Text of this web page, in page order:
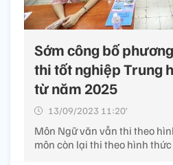
Sớm công bố
thi tốt nghiệp Trung
từ năm 2025
13/09/2023 11:20’
Môn Ngữ văn vẫn thi theo
môn còn lại thi theo hình